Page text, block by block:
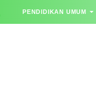
PENDIDIKAN UMUM